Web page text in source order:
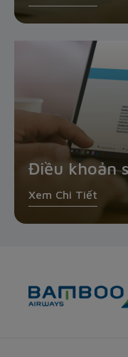
Điều khoản
Xem Chi Tiết